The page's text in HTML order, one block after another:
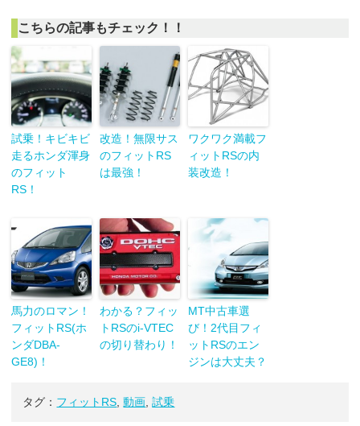
こちらの記事もチェック！！
試乗！キビキビ
走るホンダ渾身
のフィット
RS！
改造！無限サス
のフィットRS
は最強！
ワクワク満載フ
ィットRSの内
装改造！
馬力のロマン！
フィットRS(ホ
ンダDBA-
GE8)！
わかる？フィッ
トRSのi-VTEC
の切り替わり！
MT中古車選
び！2代目フィ
ットRSのエン
ジンは大丈夫？
タグ： フィットRS ,動画 ,試乗